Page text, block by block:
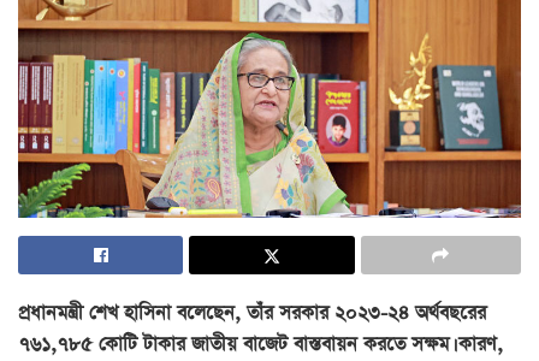
প্রধানমন্ত্রী শেখ হাসিনা বলেছেন, তাঁর সরকার ২০২৩-২৪ অর্থবছরের
৭৬১,৭৮৫ কোটি টাকার জাতীয় বাজেট বাস্তবায়ন করতে সক্ষম। কারণ,